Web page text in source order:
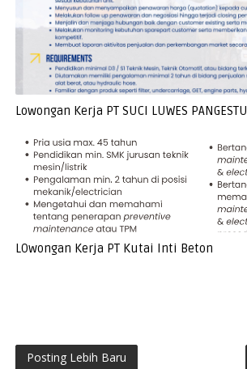
Lowongan Kerja PT SUCI LUWES PANGESTU
LOwongan Kerja PT Kutai Inti Beton
Posting Lebih Baru